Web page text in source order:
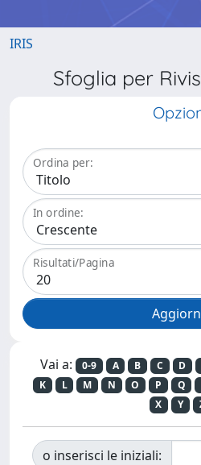
IRIS
Sfoglia per
Ordina per:
In ordine:
Risultati/Pagina
Vai a: 0-9 A B C D
K
L M N O P Q
X
Y
o inserisci le iniziali: